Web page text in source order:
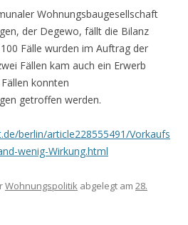
Wohnungsbaugesellschaft
der Degewo, fällt die Bilanz
Fälle wurden im Auftrag der
Fällen kam auch ein Erwerb
konnten
getroffen werden.
berlin/article228555491/Vorkaufs
wenig-Wirkung.html
Wohnungspolitik abgelegt am 28.